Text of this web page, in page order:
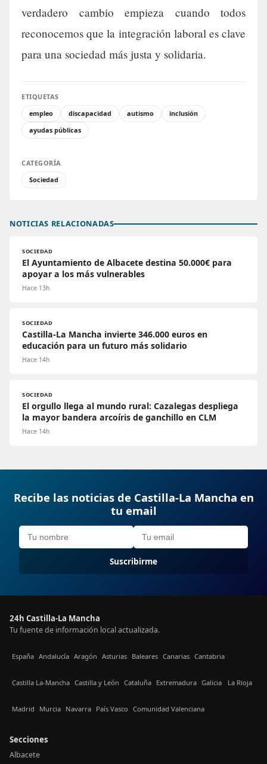
verdadero cambio empieza cuando todos
reconocemos que la integración laboral es clave
para una sociedad más justa y solidaria.
ETIQUETAS
empleo
discapacidad autismo
inclusión
ayudas públicas
CATEGORÍA
Sociedad
NOTICIAS RELACIONADAS
SOCIEDAD
El Ayuntamiento de Albacete destina 50.000€ para
apoyar a los más vulnerables
Hace 13h
SOCIEDAD
Castilla-La Mancha invierte 346.000 euros en
educación para un futuro más solidario
Hace 14h
SOCIEDAD
El orgullo llega al mundo rural: Cazalegas despliega
la mayor bandera arcoíris de ganchillo en CLM
Hace 14h
Recibe las noticias de Castilla-La Mancha en
tu email
Suscribirme
24h Castilla-La Mancha
Tu fuente de información local actualizada.
España Andalucía Aragón Asturias Baleares Canarias Cantabria
Castilla La-Mancha Castilla y León Cataluña Extremadura Galicia La Rioja
Madrid Murcia Navarra País Vasco Comunidad Valenciana
Secciones
Albacete